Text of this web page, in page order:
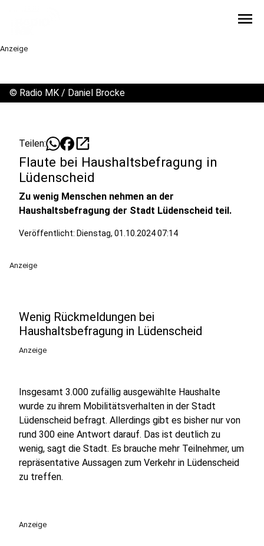
menu
Anzeige
© Radio MK / Daniel Brocke
Teilen: open_in_new
Flaute bei Haushaltsbefragung in
Lüdenscheid
Zu wenig Menschen nehmen an der
Haushaltsbefragung der Stadt Lüdenscheid teil.
Veröffentlicht: Dienstag, 01.10.2024 07:14
Anzeige
Wenig Rückmeldungen bei
Haushaltsbefragung in Lüdenscheid
Anzeige
Insgesamt 3.000 zufällig ausgewählte Haushalte
wurde zu ihrem Mobilitätsverhalten in der Stadt
Lüdenscheid befragt. Allerdings gibt es bisher nur von
rund 300 eine Antwort darauf. Das ist deutlich zu
wenig, sagt die Stadt. Es brauche mehr Teilnehmer, um
repräsentative Aussagen zum Verkehr in Lüdenscheid
zu treffen.
Anzeige